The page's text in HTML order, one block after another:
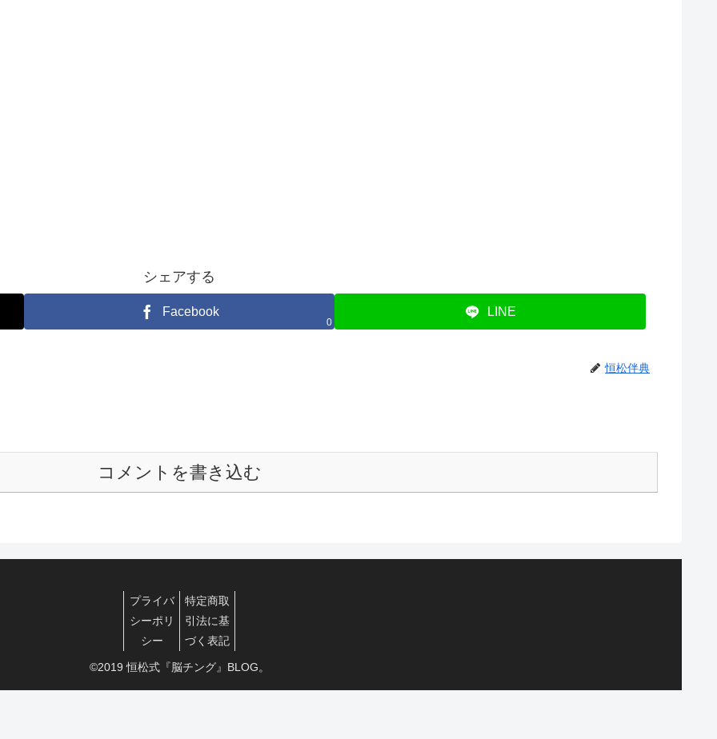
シェアする
Facebook
0
LINE
恒松伴典
コメントを書き込む
プライバ
シーポリ
シー
特定商取
引法に基
づく表記
©2019 恒松式『脳チング』BLOG。